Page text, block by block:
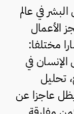
في عالم
الأعمال
مختلفا:
في
تحليل
عاجزا عن